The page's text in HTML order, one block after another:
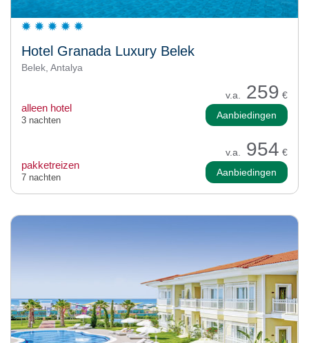
Hotel Granada Luxury Belek
Belek, Antalya
v.a. 259 €
alleen hotel
3 nachten Aanbiedingen
v.a. 954 €
pakketreizen
7 nachten Aanbiedingen